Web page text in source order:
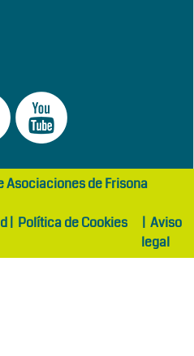
Asociaciones de Frisona
| Política de Cookies | Aviso
legal